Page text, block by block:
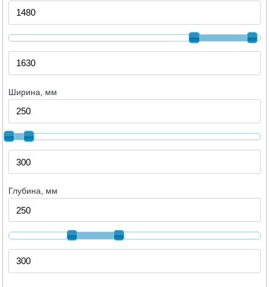
Ширина, мм
Глубина, мм